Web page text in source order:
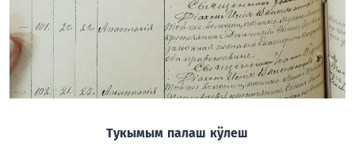
Тукымым палаш кӱлеш